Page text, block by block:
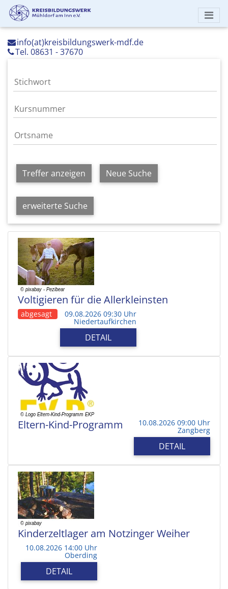
info(at)kreisbildungswerk-mdf.de
Tel. 08631 - 37670
Treffer anzeigen Neue Suche
erweiterte Suche
Voltigieren für die Allerkleinsten
abgesagt 09.08.2026 09:30 Uhr
Niedertaufkirchen
DETAIL
Eltern-Kind-Programm 10.08.2026 09:00 Uhr
Zangberg
DETAIL
Kinderzeltlager am Notzinger Weiher
10.08.2026 14:00 Uhr
Oberding
DETAIL